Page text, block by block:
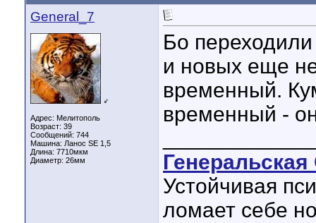
General_7
♂
Адрес: Мелитополь
Возраст: 39
Сообщений: 744
Машина: Ланос SE 1,5
Длина: 7710мкм
Диаметр: 26мм
Бо
и новых еще
временный.
временный -
Устойчивая
ломает себе